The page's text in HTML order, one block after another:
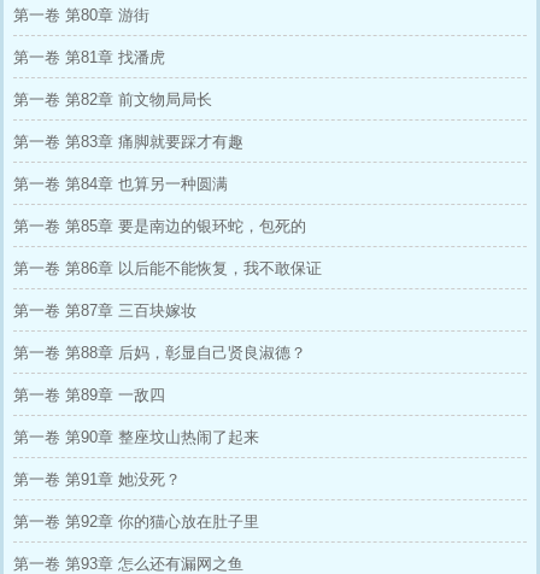
第一卷 第80章 游街
第一卷 第81章 找潘虎
第一卷 第82章 前文物局局长
第一卷 第83章 痛脚就要踩才有趣
第一卷 第84章 也算另一种圆满
第一卷 第85章 要是南边的银环蛇，包死的
第一卷 第86章 以后能不能恢复，我不敢保证
第一卷 第87章 三百块嫁妆
第一卷 第88章 后妈，彰显自己贤良淑德？
第一卷 第89章 一敌四
第一卷 第90章 整座坟山热闹了起来
第一卷 第91章 她没死？
第一卷 第92章 你的猫心放在肚子里
第一卷 第93章 怎么还有漏网之鱼